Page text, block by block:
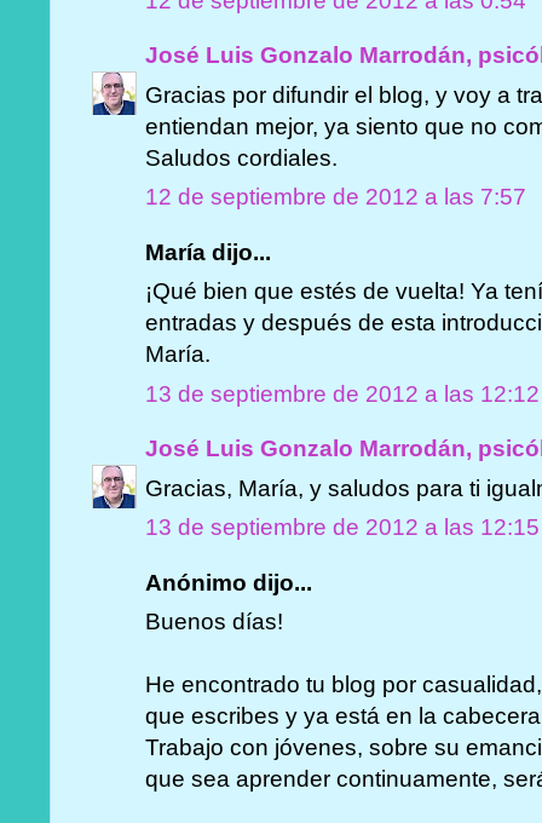
José Luis Gonzalo Marrodán,
Gracias por difundir el blog, y voy a
entiendan mejor, ya siento que no
Saludos cordiales.
12 de septiembre de 2012 a las 7:57
María dijo...
¡Qué bien que estés de vuelta! Ya
entradas y después de esta
María.
13 de septiembre de 2012 a las 12:12
José Luis Gonzalo Marrodán,
Gracias, María, y saludos para ti
13 de septiembre de 2012 a las 12:15
Anónimo dijo...
Buenos días!
He encontrado tu blog por
que escribes y ya está en la
Trabajo con jóvenes, sobre su
que sea aprender continuamente,